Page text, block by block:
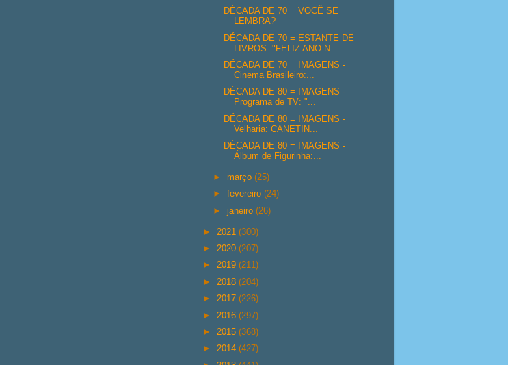
DÉCADA DE 70 = VOCÊ SE
LEMBRA?
DÉCADA DE 70 = ESTANTE DE
LIVROS: "FELIZ ANO N...
DÉCADA DE 70 = IMAGENS -
Cinema Brasileiro:...
DÉCADA DE 80 = IMAGENS -
Programa de TV: "...
DÉCADA DE 80 = IMAGENS -
Velharia: CANETIN...
DÉCADA DE 80 = IMAGENS -
Álbum de Figurinha:...
► março(25)
►fevereiro(24)
►janeiro(26)
► 2021 (300)
► 2020 (207)
► 2019 (211)
► 2018 (204)
► 2017 (226)
► 2016 (297)
► 2015 (368)
► 2014 (427)